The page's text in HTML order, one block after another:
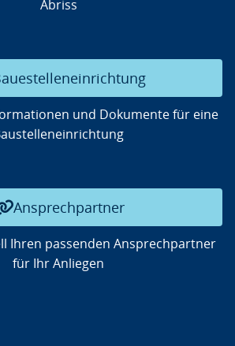
Abriss
und Dokumente für eine
Ansprechpartner
Ihren passenden Ansprechpartner
für Ihr Anliegen